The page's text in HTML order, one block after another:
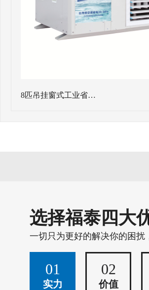
8匹吊挂窗式工业省…
选择福泰四大
一切只为更好的解决你的困
01
实力
02
价值